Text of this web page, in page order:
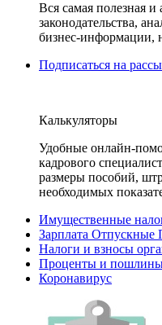
Вся самая полезная
законодательства,
бизнес-информации,
Подписаться на
Калькуляторы
Удобные онлайн-
кадрового
размеры пособий,
необходимых
Имущественные
Зарплата Отпускные
Налоги и взносы
Проценты и
Коронавирус